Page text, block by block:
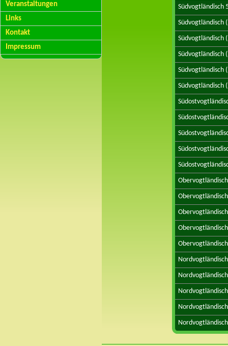
Veranstaltungen
Links
Kontakt
Impressum
Südvogtländisch
Südvogtländisch
Südvogtländisch
Südvogtländisch
Südvogtländisch
Südvogtländisch